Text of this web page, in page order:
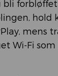
forbløffet
hold
mens
Wi-Fi